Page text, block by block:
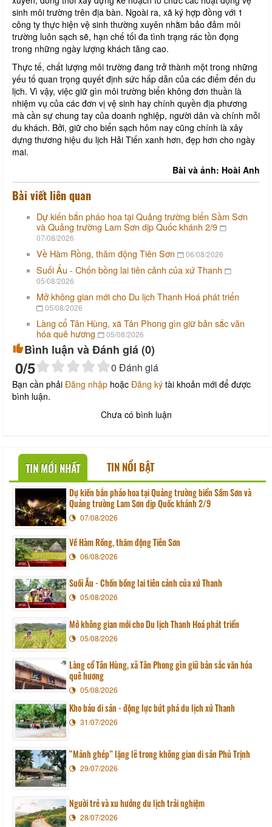
sinh môi trường trên địa bàn. Ngoài ra, xã ký hợp đồng với 1
công ty thực hiện vệ sinh thường xuyên nhằm bảo đảm môi
trường luôn sạch sẽ, hạn chế tối đa tình trạng rác tồn đọng
trong những ngày lượng khách tăng cao.
Thực tế, chất lượng môi trường đang trở thành một trong những
yếu tố quan trọng quyết định sức hấp dẫn của các điểm đến du
lịch. Vì vậy, việc giữ gìn môi trường biển không đơn thuần là
nhiệm vụ của các đơn vị vệ sinh hay chính quyền địa phương
mà cần sự chung tay của doanh nghiệp, người dân và chính mỗi
du khách. Bởi, giữ cho biển sạch hôm nay cũng chính là xây
dựng thương hiệu du lịch Hải Tiến xanh hơn, đẹp hơn cho ngày
mai.
Bài và ảnh: Hoài Anh
Bài viết liên quan
Dự kiến bắn pháo hoa tại Quảng trường biển Sầm Sơn
và Quảng trường Lam Sơn dịp Quốc khánh 2/9
07/08/2026
Về Hàm Rồng, thăm động Tiên Sơn 06/08/2026
Suối Ấu - Chốn bồng lai tiên cảnh của xứ Thanh
05/08/2026
Mở không gian mới cho Du lịch Thanh Hoá phát triển
05/08/2026
Làng cổ Tân Hùng, xã Tân Phong gìn giữ bản sắc văn
hóa quê hương
05/08/2026
Bình luận và Đánh giá (0)
0/5 0 Đánh giá
Bạn cần phải Đăng nhập hoặc Đăng ký tài khoản mới để được
bình luận.
Chưa có bình luận
TIN MỚI NHẤT TIN NỔI BẬT
Dự kiến bắn pháo hoa tại Quảng trường biển Sầm Sơn và
Quảng trường Lam Sơn dịp Quốc khánh 2/9
07/08/2026
Về Hàm Rồng, thăm động Tiên Sơn
06/08/2026
Suối Ấu - Chốn bồng lai tiên cảnh của xứ Thanh
05/08/2026
Mở không gian mới cho Du lịch Thanh Hoá phát triển
05/08/2026
Làng cổ Tân Hùng, xã Tân Phong gìn giữ bản sắc văn hóa
quê hương
05/08/2026
Kho báu di sản - động lực bứt phá du lịch xứ Thanh
31/07/2026
“Mảnh ghép” lặng lẽ trong không gian di sản Phủ Trịnh
29/07/2026
Người trẻ và xu hướng du lịch trải nghiệm
28/07/2026